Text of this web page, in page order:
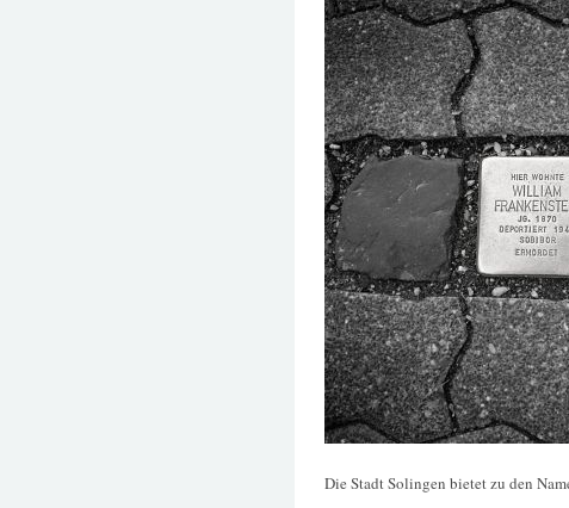
Die Stadt Solingen bietet zu den